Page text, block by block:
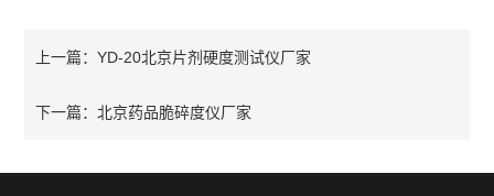
上一篇：YD-20北京片剂硬度测试仪厂家
下一篇：北京药品脆碎度仪厂家